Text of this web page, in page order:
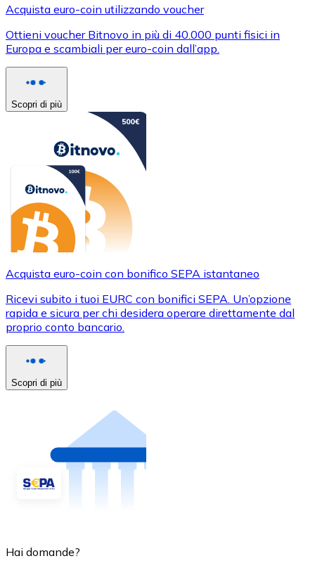
Acquista euro-coin utilizzando voucher
Ottieni voucher Bitnovo in più di 40.000 punti fisici in
Europa e scambiali per euro-coin dall’app.
Scopri di più
Acquista euro-coin con bonifico SEPA istantaneo
Ricevi subito i tuoi EURC con bonifici SEPA. Un’opzione
rapida e sicura per chi desidera operare direttamente dal
proprio conto bancario.
Scopri di più
Hai domande?